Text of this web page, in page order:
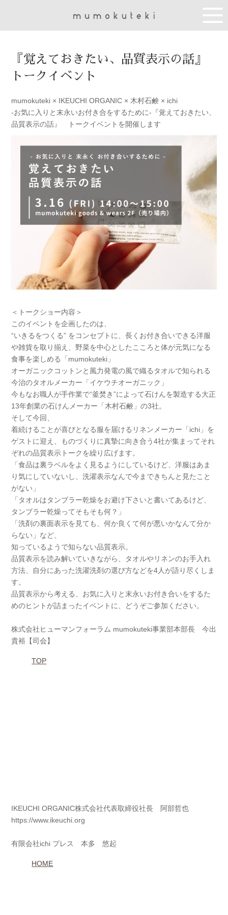
『覚えておきたい、品質表示の話』
トークイベント
mumokuteki × IKEUCHI ORGANIC × 木村石鹸 × ichi
-お気に入りと末永いお付き合をするために-『覚えておきたい、
品質表示の話』 トークイベントを開催します
＜トークショー内容＞
このイベントを企画したのは、
“いきるをつくる” をコンセプトに、長くお付き合いできる洋服
や雑貨を取り揃え、野菜を中心としたこころと体が元気になる
食事を楽しめる「mumokuteki」
オーガニックコットンと風力発電の風で織るタオルで知られる
今治のタオルメーカー「イケウチオーガニック」
今もなお職人が手作業で“釜焚き”によって石けんを製造する大正
13年創業の石けんメーカー「木村石鹸」の3社。
そして今回、
着続けることが喜びとなる服を届けるリネンメーカー「ichi」を
ゲストに迎え、ものづくりに真摯に向き合う4社が集まってそれ
ぞれの品質表示トークを繰り広げます。
「食品は裏ラベルをよく見るようにしているけど、洋服はあま
り気にしていないし、洗濯表示なんで今まできちんと見たこと
がない」
「タオルはタンブラー乾燥をお避け下さいと書いてあるけど、
タンブラー乾燥ってそもそも何？」
「洗剤の裏面表示を見ても、何か良くて何が悪いかなんて分か
らない」など、
知っているようで知らない品質表示。
品質表示を読み解いていきながら、タオルやリネンのお手入れ
方法、自分にあった洗濯洗剤の選び方などを4人が語り尽くしま
す。
品質表示から考える、お気に入りと末永いお付き合いをするた
めのヒントが詰まったイベントに、どうぞご参加ください。
株式会社ヒューマンフォーラム mumokuteki事業部本部長 今出
貴裕【司会】
TOP
IKEUCHI ORGANIC株式会社代表取締役社長 阿部哲也
https://www.ikeuchi.org
有限会社ichi プレス 本多 悠起
HOME